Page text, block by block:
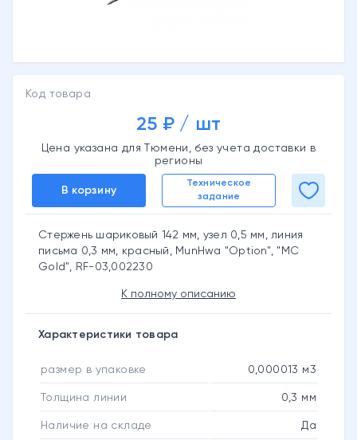
Код товара
25 ₽ / шт
Цена указана для Тюмени, без учета доставки в
регионы
В корзину
Техническое
задание
Стержень шариковый 142 мм, узел 0,5 мм, линия
письма 0,3 мм, красный, MunHwa "Option", "MC
Gоld", RF-03,002230
К полному описанию
Характеристики товара
размер в упаковке 0,000013 м3
Толщина линии 0,3 мм
Наличие на складе Да